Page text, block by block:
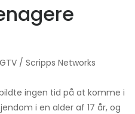
/ Scripps Networks
ingen tid på at komme i
i en alder af 17 år, og